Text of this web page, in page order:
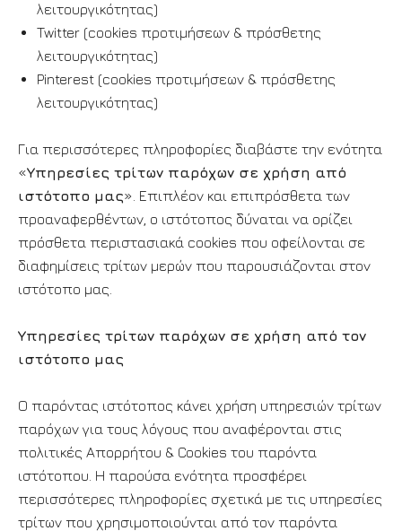
λειτουργικότητας)
Twitter (cookies προτιμήσεων & πρόσθετης
λειτουργικότητας)
Pinterest (cookies προτιμήσεων & πρόσθετης
λειτουργικότητας)
Για περισσότερες πληροφορίες διαβάστε την ενότητα
«Υπηρεσίες τρίτων παρόχων σε χρήση από
ιστότοπο μας». Επιπλέον και επιπρόσθετα των
προαναφερθέντων, ο ιστότοπος δύναται να ορίζει
πρόσθετα περιστασιακά cookies που οφείλονται σε
διαφημίσεις τρίτων μερών που παρουσιάζονται στον
ιστότοπο μας.
Υπηρεσίες τρίτων παρόχων σε χρήση από τον
ιστότοπο μας
Ο παρόντας ιστότοπος κάνει χρήση υπηρεσιών τρίτων
παρόχων για τους λόγους που αναφέρονται στις
πολιτικές Απορρήτου & Cookies του παρόντα
ιστότοπου. Η παρούσα ενότητα προσφέρει
περισσότερες πληροφορίες σχετικά με τις υπηρεσίες
τρίτων που χρησιμοποιούνται από τον παρόντα